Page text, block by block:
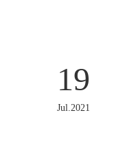
19
Jul.2021